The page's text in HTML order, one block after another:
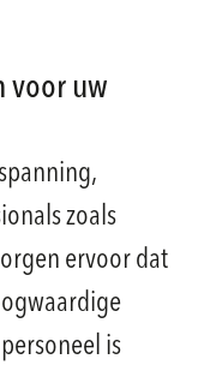
voor uw
zoals
ervoor dat
is